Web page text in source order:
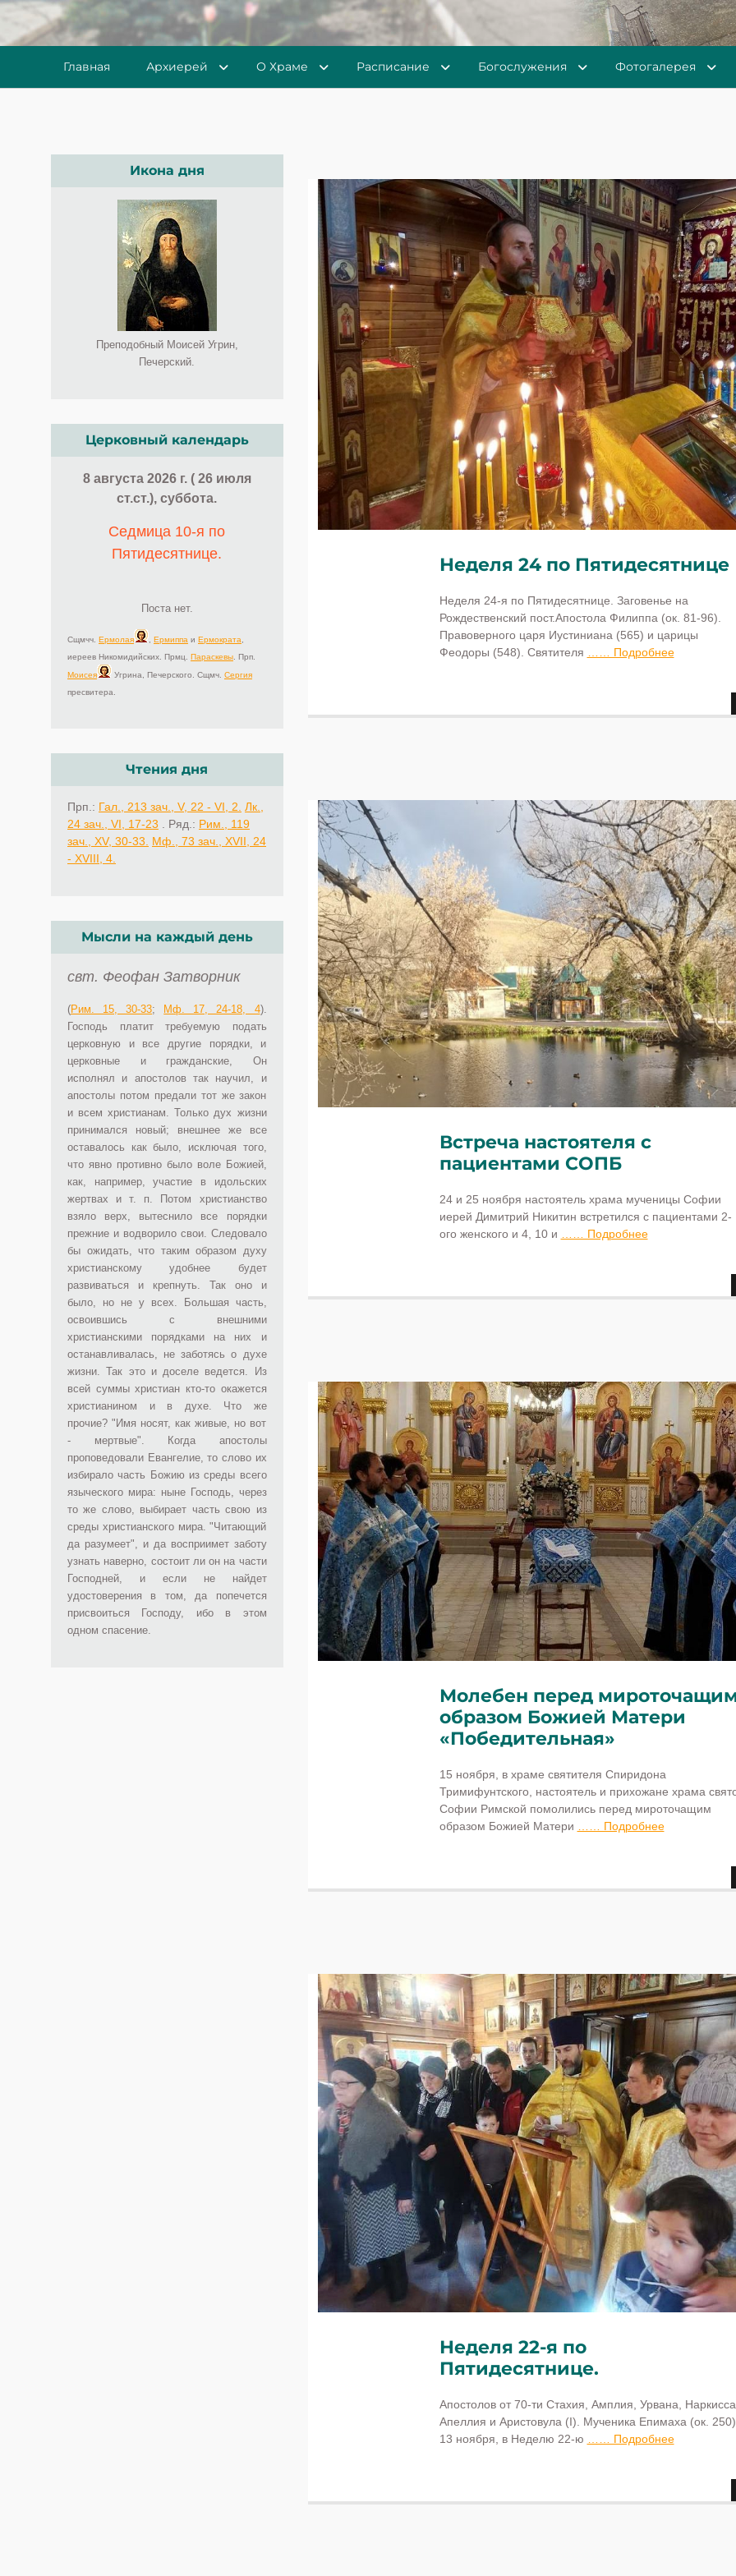
Главная Архиерей О Храме Расписание Богослужения Фотогалерея
Неделя 24 по Пятидесятнице
Неделя 24-я по Пятидесятнице. Заговенье на
Рождественский пост.Апостола Филиппа (ок. 81-96).
Правоверного царя Иустиниана (565) и царицы
Феодоры (548). Святителя …… Подробнее
Встреча настоятеля с
пациентами СОПБ
24 и 25 ноября настоятель храма мученицы Софии
иерей Димитрий Никитин встретился с пациентами 2-
ого женского и 4, 10 и
…… Подробнее
Молебен перед
образом Божией Матери
«Победительная»
15 ноября, в храме святителя Спиридона
Тримифунтского, настоятель и прихожане храма
Софии Римской помолились перед мироточащим
образом Божией Матери
…… Подробнее
Неделя 22-я по
Пятидесятнице.
Апостолов от 70-ти Стахия, Амплия, Урвана,
Апеллия и Аристовула (I). Мученика Епимаха (ок.
13 ноября, в Неделю 22-ю
…… Подробнее
Икона дня
Преподобный Моисей Угрин,
Печерский.
Церковный календарь
8 августа 2026 г. ( 26 июля
ст.ст.), суббота.
Седмица 10-я по
Пятидесятнице.
Поста нет.
Сщмчч. Ермолая Ермиппа и Ермократа
иереев Никомидийских. Прмц. Параскевы . Прп.
Моисея
Угрина, Печерского. Сщмч. Сергия
пресвитера.
Чтения дня
Прп.: Гал., 213 зач., V, 22 - VI, 2. Лк.,
24 зач., VI, 17-23
. Ряд.: Рим., 119
зач., XV, 30-33.
Мф., 73 зач., XVII, 24
- XVIII, 4.
Мысли на каждый день
свт. Феофан Затворник
(Рим. 15, 30-33; Мф. 17, 24-18, 4).
Господь платит требуемую подать
церковную и все другие порядки, и
церковные и гражданские, Он
исполнял и апостолов так научил, и
апостолы потом предали тот же закон
и всем христианам. Только дух жизни
принимался новый; внешнее же все
оставалось как было, исключая того,
что явно противно было воле Божией,
как, например, участие в идольских
жертвах и т. п. Потом христианство
взяло верх, вытеснило все порядки
прежние и водворило свои. Следовало
бы ожидать, что таким образом духу
христианскому удобнее будет
развиваться и крепнуть. Так оно и
было, но не у всех. Большая часть,
освоившись с внешними
христианскими порядками на них и
останавливалась, не заботясь о духе
жизни. Так это и доселе ведется. Из
всей суммы христиан кто-то окажется
христианином и в духе. Что же
прочие? "Имя носят, как живые, но вот
- мертвые". Когда апостолы
проповедовали Евангелие, то слово их
избирало часть Божию из среды всего
языческого мира: ныне Господь, через
то же слово, выбирает часть свою из
среды христианского мира. "Читающий
да разумеет", и да восприимет заботу
узнать наверно, состоит ли он на части
Господней, и если не найдет
удостоверения в том, да попечется
присвоиться Господу, ибо в этом
одном спасение.